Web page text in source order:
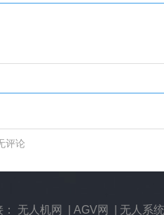
评论
无人机网 AGV网 无人系